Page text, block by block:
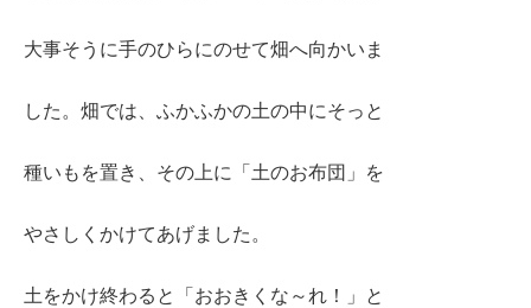
大事そうに手のひらにのせて畑へ向かいま
した。畑では、ふかふかの土の中にそっと
種いもを置き、その上に「土のお布団」を
やさしくかけてあげました。
土をかけ終わると「おおきくな～れ！」と